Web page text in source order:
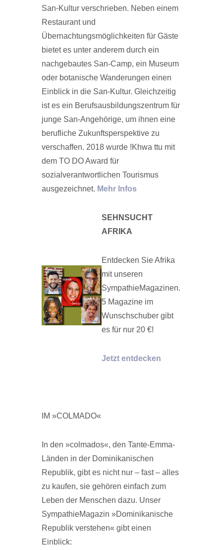
San-Kultur verschrieben. Neben einem
Restaurant und
Übernachtungsmöglichkeiten für Gäste
bietet es unter anderem durch ein
nachgebautes San-Camp, ein Museum
oder botanische Wanderungen einen
Einblick in die San-Kultur. Gleichzeitig
ist es ein Berufsausbildungszentrum für
junge San-Angehörige, um ihnen eine
berufliche Zukunftsperspektive zu
verschaffen. 2018 wurde !Khwa ttu mit
dem TO DO Award für
sozialverantwortlichen Tourismus
ausgezeichnet. Mehr Infos
SEHNSUCHT
AFRIKA
Entdecken Sie Afrika
mit unseren
SympathieMagazinen.
5 Magazine im
Wunschschuber gibt
es für nur 20 €!
Jetzt entdecken
IM »COLMADO«
In den »colmados«, den Tante-Emma-
Länden in der Dominikanischen
Republik, gibt es nicht nur – fast – alles
zu kaufen, sie gehören einfach zum
Leben der Menschen dazu. Unser
SympathieMagazin »Dominikanische
Republik verstehen« gibt einen
Einblick: